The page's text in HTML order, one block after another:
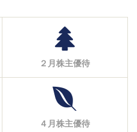
２月株主優待
４月株主優待